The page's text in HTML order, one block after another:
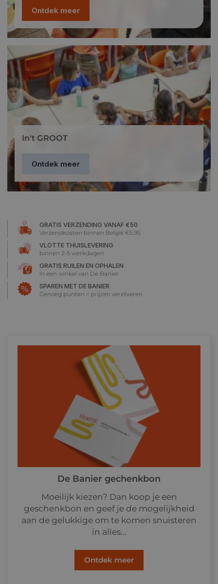
Ontdek meer
In't GROOT
Ontdek meer
GRATIS VERZENDING VANAF €50
Verzendkosten binnen België €5.95
VLOTTE THUISLEVERING
binnen 2-5 werkdagen
GRATIS RUILEN EN OPHALEN
In een winkel van De Banier
SPAREN MET DE BANIER
Genoeg punten = prijzen verzilveren
De Banier gechenkbon
Moeilijk kiezen? Dan koop je een
geschenkbon en geef je de mogelijkheid
aan de gelukkige om te komen snuisteren
in alles...
Ontdek meer